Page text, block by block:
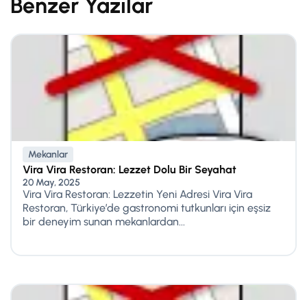
Benzer Yazılar
Mekanlar
Vira Vira Restoran: Lezzet Dolu Bir Seyahat
20 May, 2025
Vira Vira Restoran: Lezzetin Yeni Adresi Vira Vira
Restoran, Türkiye’de gastronomi tutkunları için eşsiz
bir deneyim sunan mekanlardan...